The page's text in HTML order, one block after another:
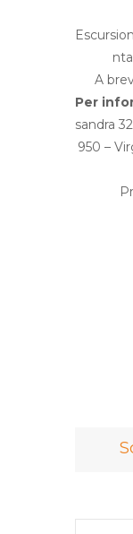
A
Per
sandra
950 –